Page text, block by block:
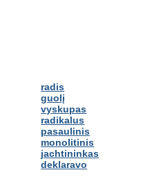
radis
guolį
vyskupas
radikalus
pasaulinis
monolitinis
jachtininkas
deklaravo